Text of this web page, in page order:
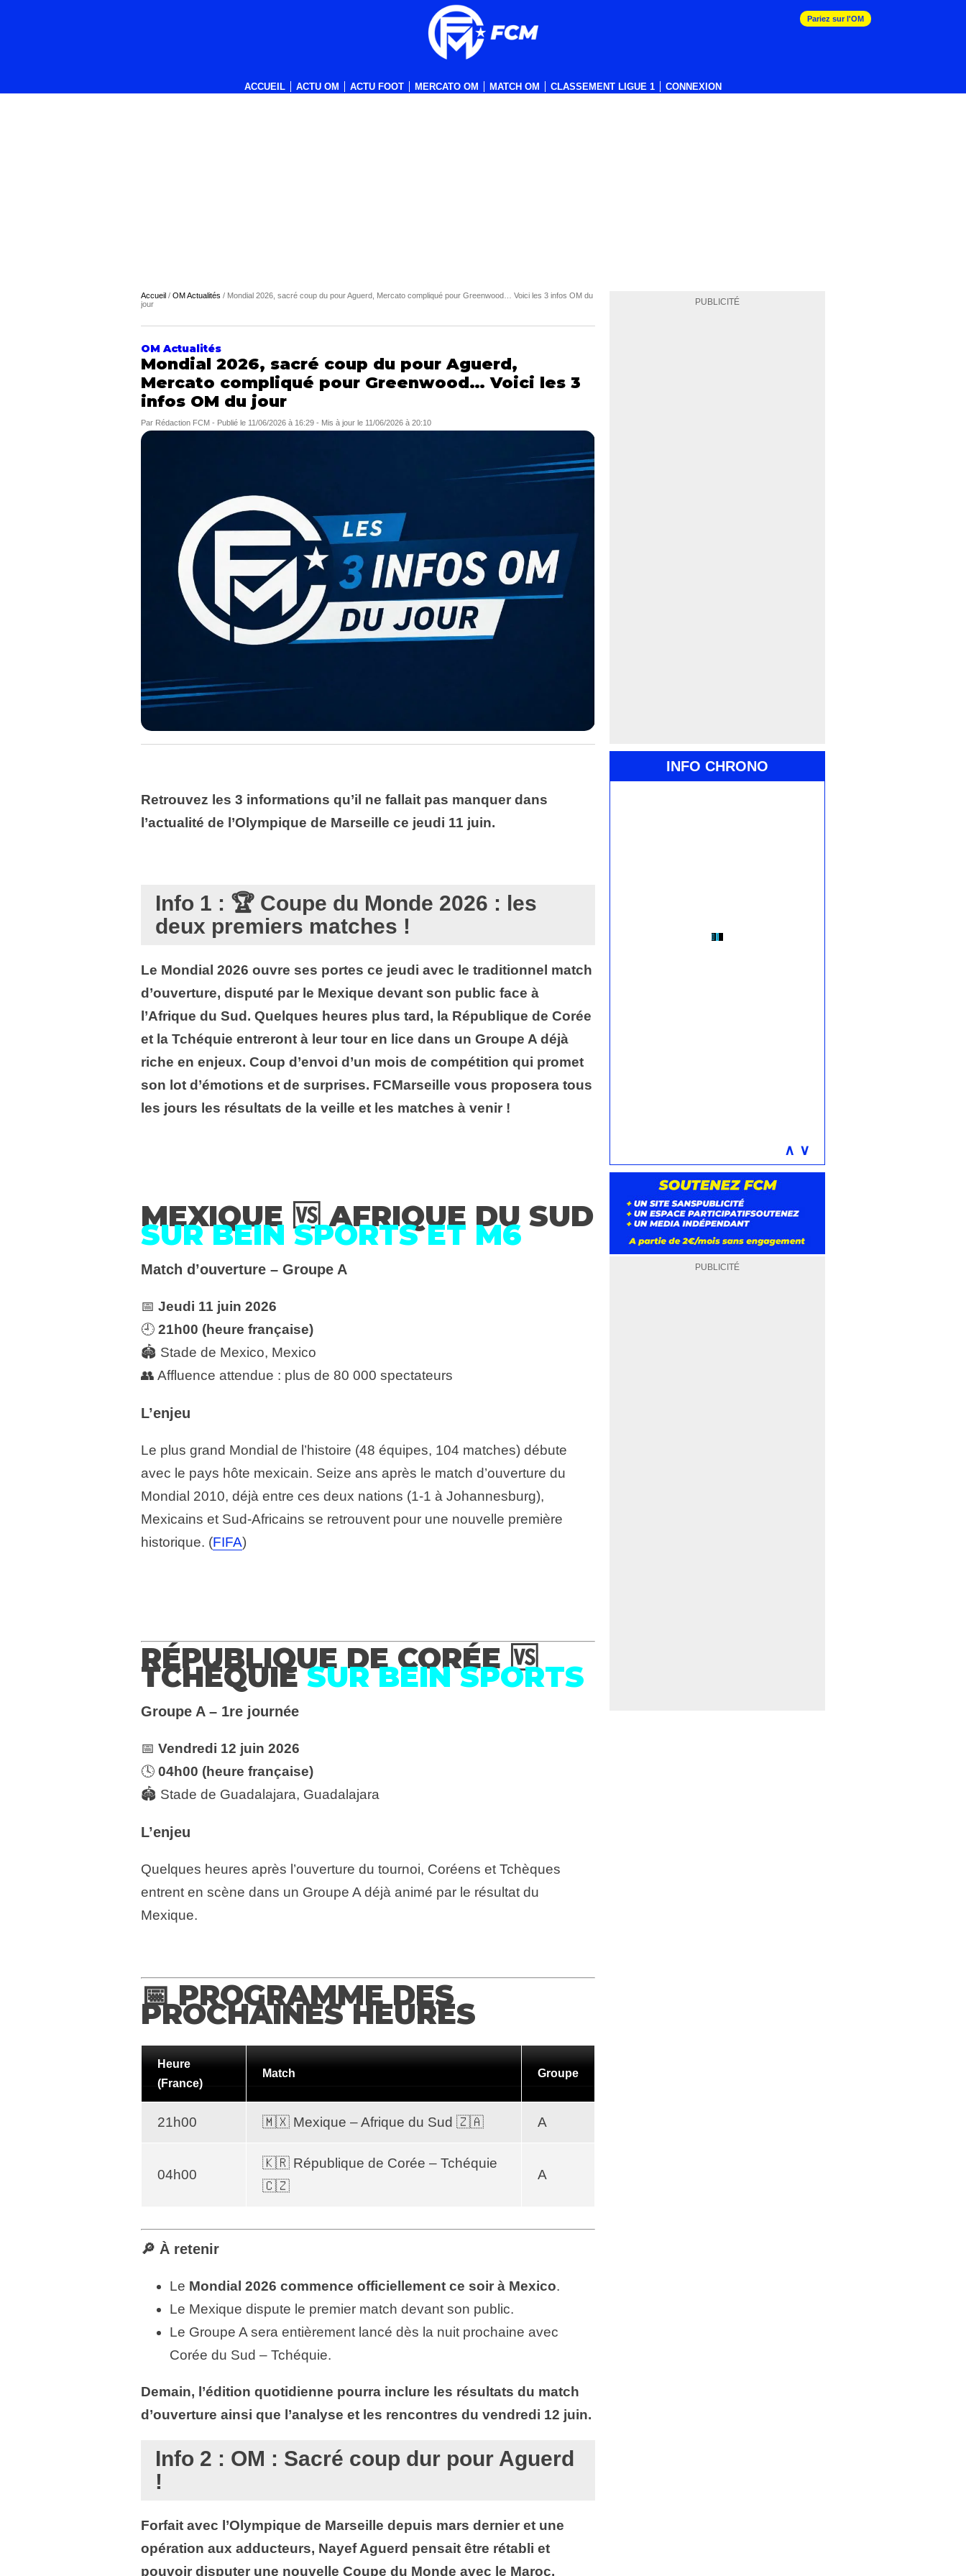
ACCUEIL ACTU OM ACTU FOOT MERCATO OM MATCH OM CLASSEMENT LIGUE 1 CONNEXION
Pariez sur l'OM
PUBLICITÉ
INFO CHRONO
∧ ∨
PUBLICITÉ
Accueil / OM Actualités / Mondial 2026, sacré coup du pour Aguerd, Mercato compliqué pour Greenwood… Voici les 3 infos OM du
jour
OM Actualités
Mondial 2026, sacré coup du pour Aguerd,
Mercato compliqué pour Greenwood… Voici les 3
infos OM du jour
Par Rédaction FCM - Publié le 11/06/2026 à 16:29 - Mis à jour le 11/06/2026 à 20:10
Retrouvez les 3 informations qu’il ne fallait pas manquer dans
l’actualité de l’Olympique de Marseille ce jeudi 11 juin.
Info 1 : 🏆 Coupe du Monde 2026 : les
deux premiers matches !
Le Mondial 2026 ouvre ses portes ce jeudi avec le traditionnel match
d’ouverture, disputé par le Mexique devant son public face à
l’Afrique du Sud. Quelques heures plus tard, la République de Corée
et la Tchéquie entreront à leur tour en lice dans un Groupe A déjà
riche en enjeux. Coup d’envoi d’un mois de compétition qui promet
son lot d’émotions et de surprises. FCMarseille vous proposera tous
les jours les résultats de la veille et les matches à venir !
MEXIQUE 🆚 AFRIQUE DU SUD
SUR BEIN SPORTS ET M6
Match d’ouverture – Groupe A
📅 Jeudi 11 juin 2026
🕘 21h00 (heure française)
🏟️ Stade de Mexico, Mexico
👥 Affluence attendue : plus de 80 000 spectateurs
L’enjeu
Le plus grand Mondial de l’histoire (48 équipes, 104 matches) débute
avec le pays hôte mexicain. Seize ans après le match d’ouverture du
Mondial 2010, déjà entre ces deux nations (1-1 à Johannesburg),
Mexicains et Sud-Africains se retrouvent pour une nouvelle première
historique. (FIFA)
RÉPUBLIQUE DE CORÉE 🆚
TCHÉQUIESUR BEIN SPORTS
Groupe A – 1re journée
📅 Vendredi 12 juin 2026
🕓 04h00 (heure française)
🏟️ Stade de Guadalajara, Guadalajara
L’enjeu
Quelques heures après l’ouverture du tournoi, Coréens et Tchèques
entrent en scène dans un Groupe A déjà animé par le résultat du
Mexique.
📅 PROGRAMME DES
PROCHAINES HEURES
Heure
(France)
Match Groupe
21h00 🇲🇽 Mexique – Afrique du Sud 🇿🇦 A
04h00
🇰🇷 République de Corée – Tchéquie
🇨🇿
A
🔎 À retenir
Le Mondial 2026 commence officiellement ce soir à Mexico.
Le Mexique dispute le premier match devant son public.
Le Groupe A sera entièrement lancé dès la nuit prochaine avec
Corée du Sud – Tchéquie.
Demain, l’édition quotidienne pourra inclure les résultats du match
d’ouverture ainsi que l’analyse et les rencontres du vendredi 12 juin.
Info 2 : OM : Sacré coup dur pour Aguerd
!
Forfait avec l’Olympique de Marseille depuis mars dernier et une
opération aux adducteurs, Nayef Aguerd pensait être rétabli et
pouvoir disputer une nouvelle Coupe du Monde avec le Maroc.